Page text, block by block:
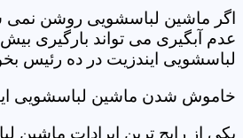
اگر ماشین لباسشویی روشن نمی
عدم آبگیری می تواند بارگیری
لباسشویی ایندزیت در ده رئیس
خاموش شدن ماشین لباسشویی
یکی از رایج ترین ایرادات